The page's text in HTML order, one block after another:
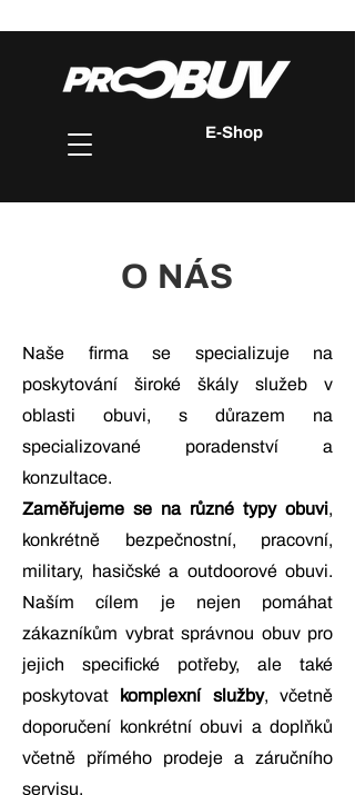
E-Shop
O NÁS
Naše firma se specializuje na
poskytování široké škály služeb v
oblasti obuvi, s důrazem na
specializované poradenství a
konzultace.
Zaměřujeme se na různé typy obuvi,
konkrétně bezpečnostní, pracovní,
military, hasičské a outdoorové obuvi.
Naším cílem je nejen pomáhat
zákazníkům vybrat správnou obuv pro
jejich specifické potřeby, ale také
poskytovat
komplexní služby, včetně
doporučení konkrétní obuvi a doplňků
včetně přímého prodeje a záručního
servisu.